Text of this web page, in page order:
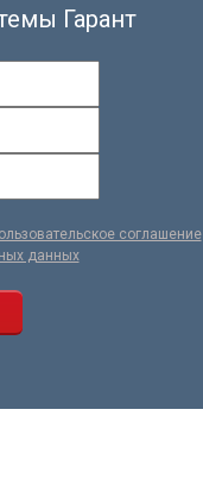
Гарант
соглашение
данных